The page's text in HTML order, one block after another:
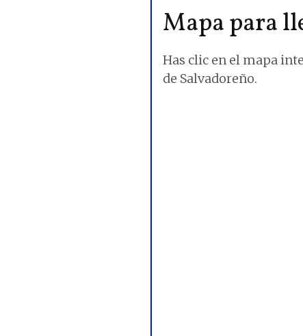
Mapa para
Has clic en el mapa
de Salvadoreño.